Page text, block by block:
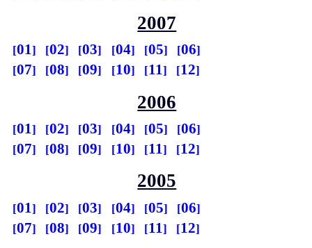
2007
01 02 03 04 05
06
07
08 09 10 11 12
2006
01 02 03 04 05
06
07
08 09 10 11 12
2005
01 02 03 04 05
06
07
08 09 10 11 12